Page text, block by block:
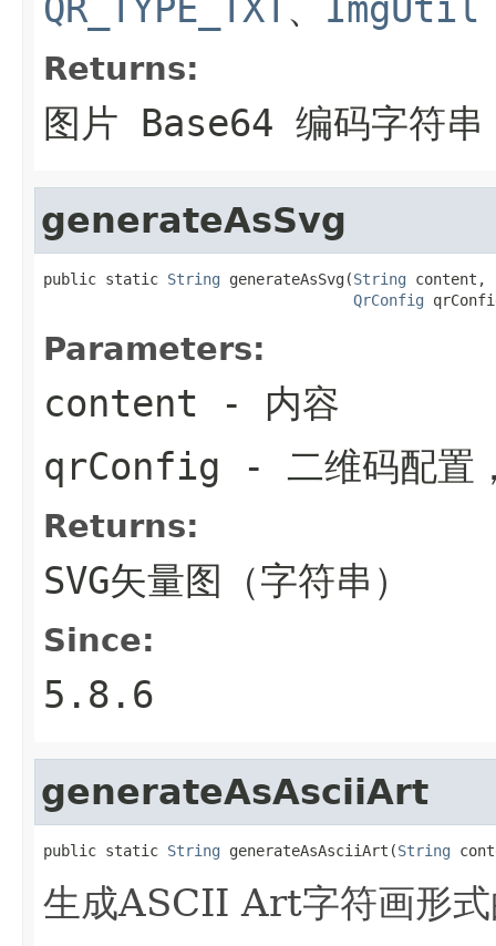
Returns:
图片 Base64 编码字符串
generateAsSvg
public static String generateAsSvg(String content,
QrConfig
Parameters:
content - 内容
qrConfig - 二维码配置
Returns:
SVG矢量图（字符串）
Since:
5.8.6
generateAsAsciiArt
public static String generateAsAsciiArt(String
生成ASCII Art字符画形式